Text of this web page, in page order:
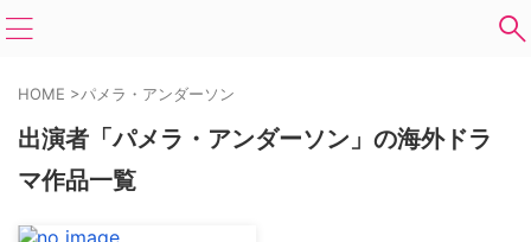
HOME >パメラ・アンダーソン
出演者「パメラ・アンダーソン」の海外ドラ
マ作品一覧